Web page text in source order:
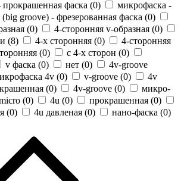
прокрашенная фаска (0)
микрофаска -
(big groove) - фрезерованная фаска (0)
(0) 4-сторонняя v-образная (0)
(8) 4-х сторонняя (0)
4-сторонняя
(0) с 4-х сторон (0)
v фаска (0) нет (0)
4v-groove
4v (0) v-groove (0)
4v
(0) 4v-groove (0)
микро-
(0) 4u (0) прокрашенная (0)
(0) 4u давленая (0) нано-фаска (0)